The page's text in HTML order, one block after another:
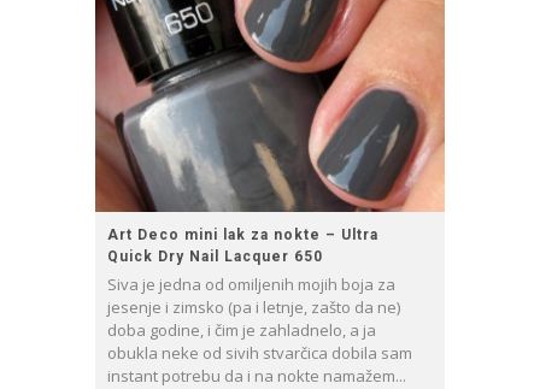
Art Deco mini lak za nokte – Ultra
Quick Dry Nail Lacquer 650
Siva je jedna od omiljenih mojih boja za
jesenje i zimsko (pa i letnje, zašto da ne)
doba godine, i čim je zahladnelo, a ja
obukla neke od sivih stvarčica dobila sam
instant potrebu da i na nokte namažem...